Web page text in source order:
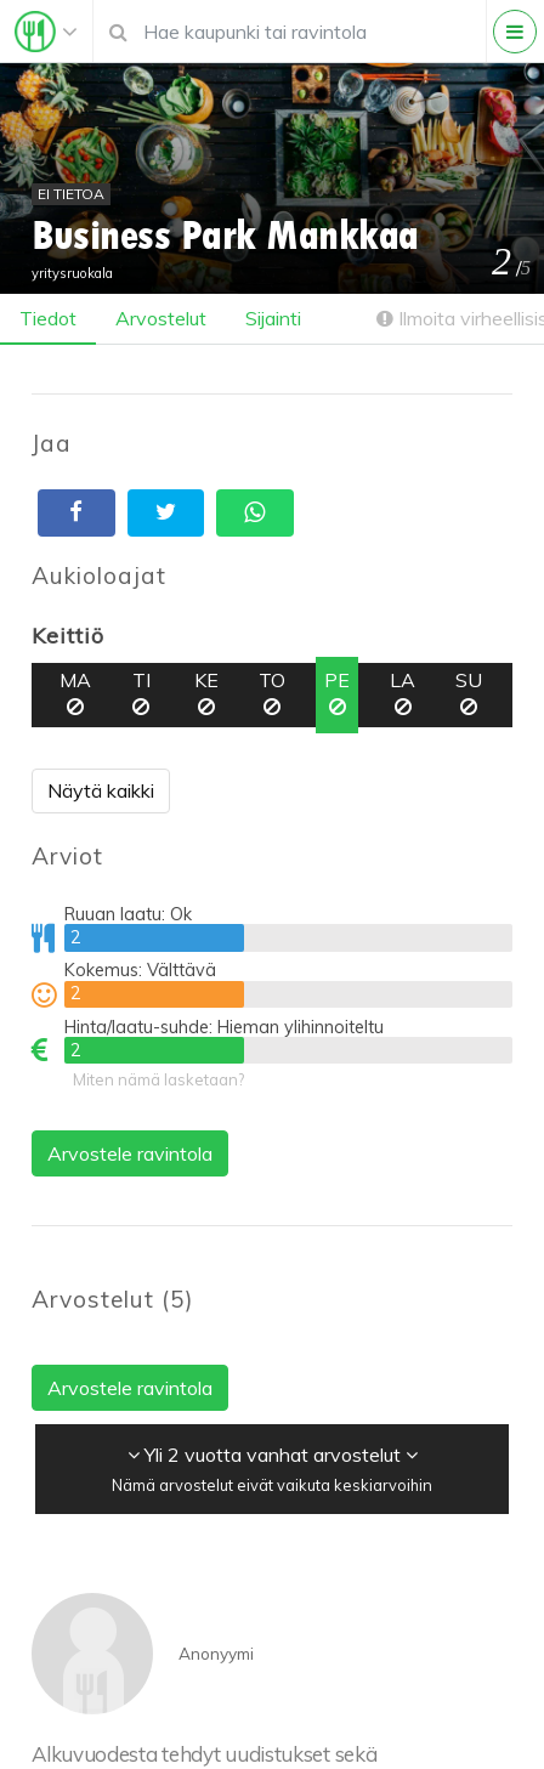
EI TIETOA
Business Park Mankkaa
yritysruokala 2 /5
Tiedot Arvostelut Sijainti Ilmoita
Jaa
Aukioloajat
Keittiö
MA TI KE TO PE LA SU
Näytä kaikki
Arviot
Ruuan laatu:Ok
2
2
Kokemus:Välttävä
2
2
Hinta/laatu-suhde:Hieman ylihinnoiteltu
2
2
Miten nämä lasketaan?
Arvostele ravintola
Arvostelut (5)
Arvostele ravintola
Yli 2 vuotta vanhat arvostelut
Nämä arvostelut eivät vaikuta keskiarvoihin
Anonyymi
Alkuvuodesta tehdyt uudistukset sekä